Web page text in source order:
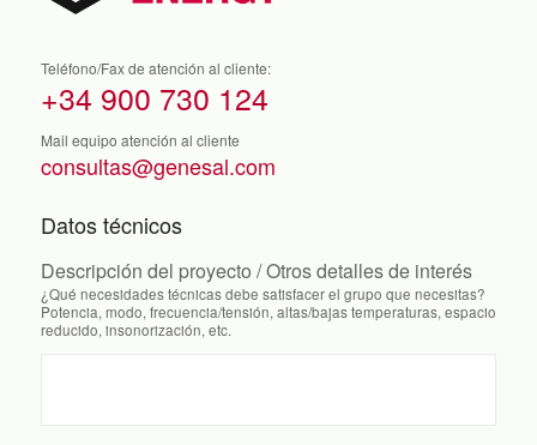
Teléfono/Fax de atención al cliente:
+34 900 730 124
Mail equipo atención al cliente
consultas@genesal.com
Datos técnicos
Descripción del proyecto / Otros detalles de interés
¿Qué necesidades técnicas debe satisfacer el grupo que necesitas?
Potencia, modo, frecuencia/tensión, altas/bajas temperaturas, espacio
reducido, insonorización, etc.